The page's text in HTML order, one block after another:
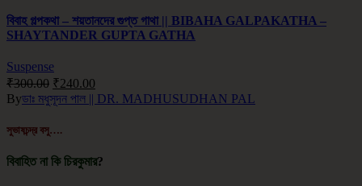
বিবাহ গল্পকথা – শয়তানদের গুপ্ত গাথা || BIBAHA GALPAKATHA –
SHAYTANDER GUPTA GATHA
Suspense
₹300.00 ₹240.00
Byডাঃ মধুসূদন পাল || DR. MADHUSUDHAN PAL
সুভাষচন্দ্র বসু….
বিবাহিত না কি চিরকুমার?